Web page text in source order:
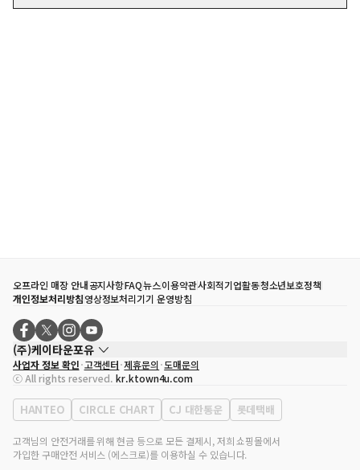
오프라인 매장 안내공지사항FAQ뉴스이용약관사회적기업활동청소년보호정책
개인정보처리방침영상정보처리기기 운영방침
(주)케이타운포유
대표자
송효민
사업자등록번호
120-87-71116
통신판매업 신고번호 제2011-서울강남-02223
대표전화
02-552-9855
사업자 정보 확인 고객센터 제휴문의 도매문의
ⓒ All rights reserved. kr.ktown4u.com
HANTEO CIRCLE CHART CJ 대한통운 롯데택배
고객님의 안전거래를 위해 현금 등으로 모든 결제시, 저희 쇼핑몰에서
가입한 구매안전 서비스 (에스크로)를 이용하실 수 있습니다.